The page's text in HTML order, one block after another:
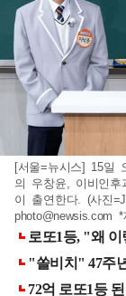
[서울=뉴시스] 15일
의 우창윤, 이비인
이 출연한다. (사진
photo@newsis.com *